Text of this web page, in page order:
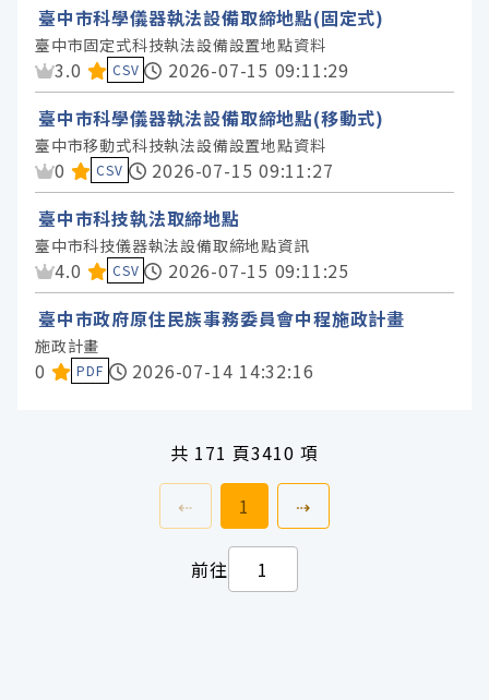
臺中市科學儀器執法設備取締地點(固定式)
臺中市固定式科技執法設備設置地點資料
資料集評分：
3.0 CSV
2026-07-15 09:11:29
臺中市科學儀器執法設備取締地點(移動式)
臺中市移動式科技執法設備設置地點資料
資料集評分：
0 CSV
2026-07-15 09:11:27
臺中市科技執法取締地點
臺中市科技儀器執法設備取締地點資訊
資料集評分：
4.0 CSV
2026-07-15 09:11:25
臺中市政府原住民族事務委員會中程施政計畫
施政計畫
資料集評分：
0 PDF 2026-07-14 14:32:16
共 171 頁3410 項
⇠ 上一頁前往
1 ⇢下一頁
前往